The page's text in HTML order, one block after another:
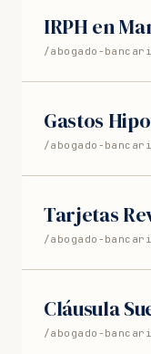
IRPH en
/abogado-
Gastos
/abogado-
Tarjetas
/abogado-
Cláusula
/abogado-